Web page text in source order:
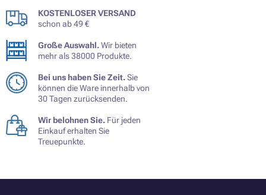
KOSTENLOSER VERSAND
schon ab 49 €
Große Auswahl.Wir bieten
mehr als 38000 Produkte.
Bei uns haben Sie Zeit.Sie
können die Ware innerhalb von
30 Tagen zurücksenden.
Wir belohnen Sie. Für jeden
Einkauf erhalten Sie
Treuepunkte.